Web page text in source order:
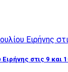
στις 9 και